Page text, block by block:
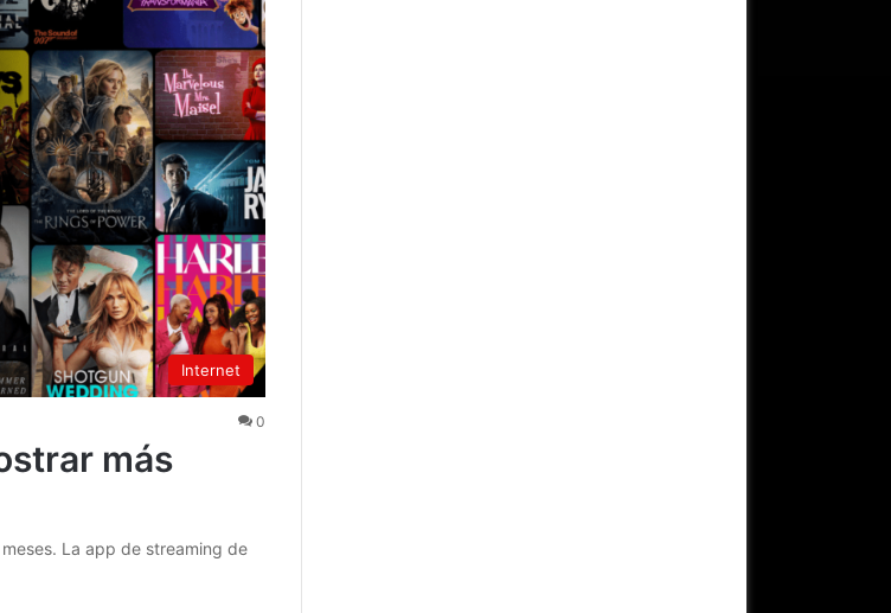
Internet
0
más
La app de streaming de